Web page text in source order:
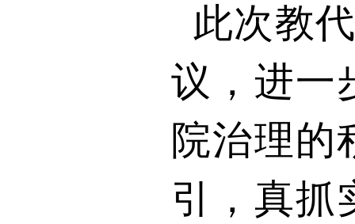
此次教
议，进一
院治理的
引，真抓